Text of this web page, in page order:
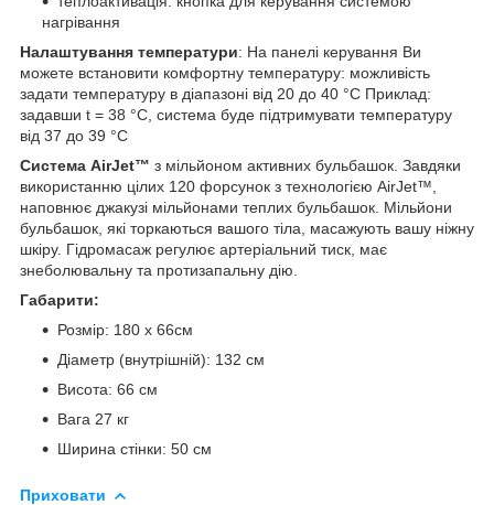
нагрівання
Налаштування температури: На панелі керування Ви
можете встановити комфортну температуру: можливість
задати температуру в діапазоні від 20 до 40 °C Приклад:
задавши t = 38 °C, система буде підтримувати температуру
від 37 до 39 °C
Система AirJet™ з мільйоном активних бульбашок. Завдяки
використанню цілих 120 форсунок з технологією AirJet™,
наповнює джакузі мільйонами теплих бульбашок. Мільйони
бульбашок, які торкаються вашого тіла, масажують вашу ніжну
шкіру. Гідромасаж регулює артеріальний тиск, має
знеболювальну та протизапальну дію.
Габарити:
Розмір: 180 х 66см
Діаметр (внутрішній): 132 см
Висота: 66 см
Вага 27 кг
Ширина стінки: 50 см
Приховати